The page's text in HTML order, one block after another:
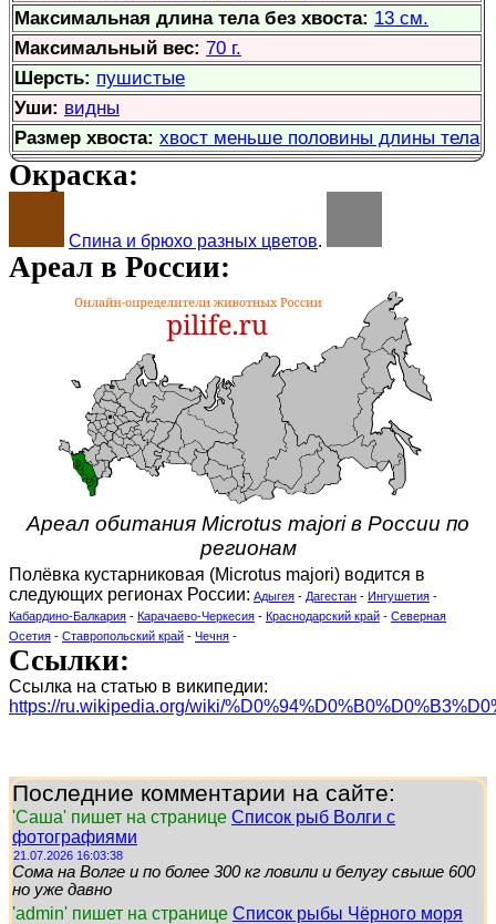
Максимальная длина тела без хвоста: 13 см.
Максимальный вес: 70 г.
Шерсть: пушистые
Уши: видны
Размер хвоста: хвост меньше половины длины тела
Окраска:
Спина и брюхо разных цветов.
Ареал в России:
Ареал обитания Microtus majori в России по
регионам
Полёвка кустарниковая (Microtus majori) водится в
следующих регионах России: Адыгея - Дагестан - Ингушетия -
Кабардино-Балкария - Карачаево-Черкесия - Краснодарский край - Северная
Осетия - Ставропольский край - Чечня -
Ссылки:
Ссылка на статью в википедии:
https://ru.wikipedia.org/wiki/
Последние комментарии на сайте:
'Саша' пишет на странице Список рыб Волги с
фотографиями
21.07.2026 16:03:38
Сома на Волге и по более 300 кг ловили и белугу свыше 600
но уже давно
'admin' пишет на странице Список рыбы Чёрного моря